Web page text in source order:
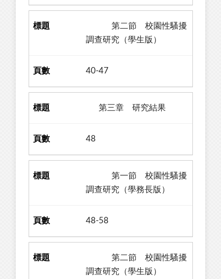
第二節 校園性騷擾
調查研究（學生版）
40-47
第三章 研究結果
48
第一節 校園性騷擾
調查研究（學務長版）
48-58
第二節 校園性騷擾
調查研究（學生版）